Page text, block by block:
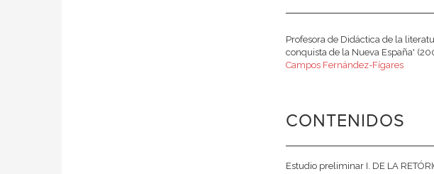
Profesora de Didáctica de la
conquista de la Nueva España'
Campos Fernández-Fígares
CONTENIDOS
Estudio preliminar I. DE LA